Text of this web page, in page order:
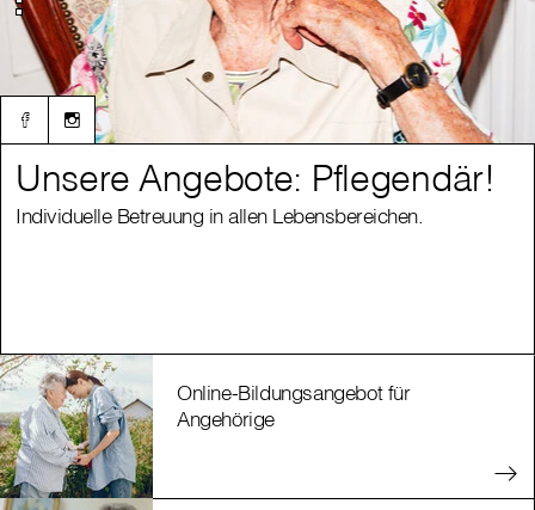
Unsere Angebote: Pflegendär!
Individuelle Betreuung in allen Lebensbereichen.
Unsere Angebote: Pflegendär!
Individuelle Betreuung in allen Lebensbereichen.
Online-Bildungsangebot für
Angehörige